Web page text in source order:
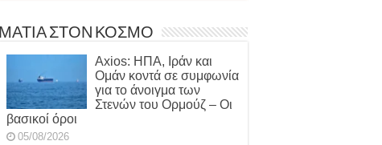
ΜΑΤΙΑ ΣΤΟΝ ΚΟΣΜΟ
Axios: ΗΠΑ, Ιράν και
Ομάν κοντά σε συμφωνία
για το άνοιγμα των
Στενών του Ορμούζ – Οι
βασικοί όροι
05/08/2026